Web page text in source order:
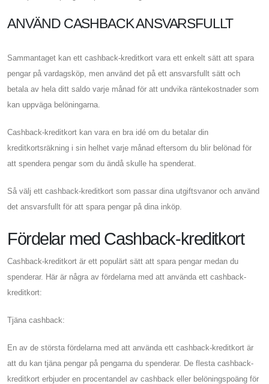
ANVÄND CASHBACK ANSVARSFULLT
Sammantaget kan ett cashback-kreditkort vara ett enkelt sätt att spara
pengar på vardagsköp, men använd det på ett ansvarsfullt sätt och
betala av hela ditt saldo varje månad för att undvika räntekostnader som
kan uppväga belöningarna.
Cashback-kreditkort kan vara en bra idé om du betalar din
kreditkortsräkning i sin helhet varje månad eftersom du blir belönad för
att spendera pengar som du ändå skulle ha spenderat.
Så välj ett cashback-kreditkort som passar dina utgiftsvanor och använd
det ansvarsfullt för att spara pengar på dina inköp.
Fördelar med Cashback-kreditkort
Cashback-kreditkort är ett populärt sätt att spara pengar medan du
spenderar. Här är några av fördelarna med att använda ett cashback-
kreditkort:
Tjäna cashback:
En av de största fördelarna med att använda ett cashback-kreditkort är
att du kan tjäna pengar på pengarna du spenderar. De flesta cashback-
kreditkort erbjuder en procentandel av cashback eller belöningspoäng för